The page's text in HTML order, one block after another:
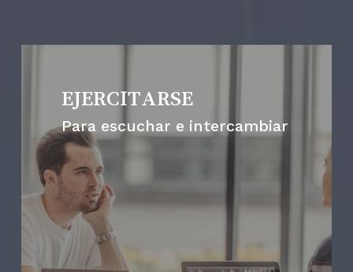
EJERCITARSE
Para escuchar e intercambiar